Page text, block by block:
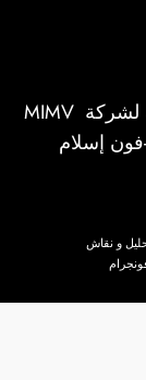
MIMV
إسلام
و نقاش